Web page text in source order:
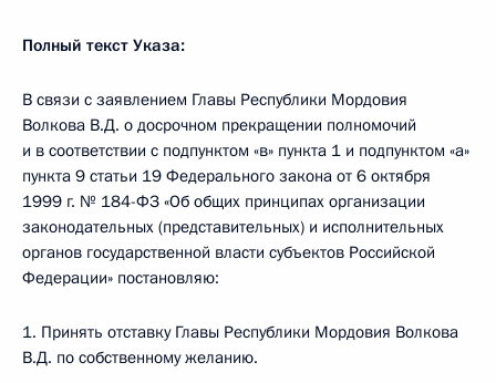
Полный текст Указа:
В связи с заявлением Главы Республики Мордовия
Волкова В.Д. о досрочном прекращении полномочий
и в соответствии с подпунктом «в» пункта 1 и подпунктом «а»
пункта 9 статьи 19 Федерального закона от 6 октября
1999 г. № 184-ФЗ «Об общих принципах организации
законодательных (представительных) и исполнительных
органов государственной власти субъектов Российской
Федерации» постановляю:
1. Принять отставку Главы Республики Мордовия Волкова
В.Д. по собственному желанию.